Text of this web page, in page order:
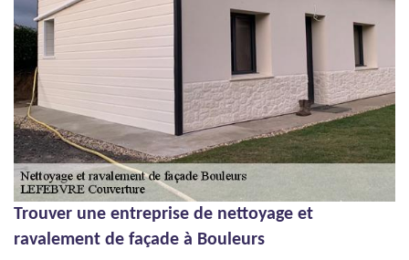
Trouver une entreprise de nettoyage et
ravalement de façade à Bouleurs